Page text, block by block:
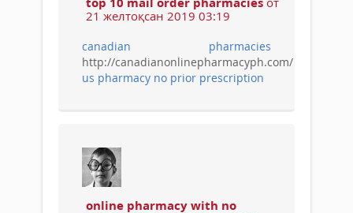
21 желтоқсан 2019 03:19
canadian pharmacies
http://canadianonlinepharmacyph.com/
us pharmacy no prior prescription
online pharmacy with no